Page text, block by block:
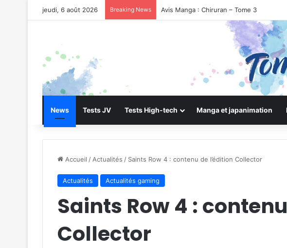
jeudi, 6 août 2026 Breaking News Avis Manga : Chiruran – Tome 3
News Tests JV Tests High-tech Manga et japanimation
Accueil / Actualités / Saints Row 4 : contenu de l’édition Collector
Actualités Actualités gaming
Saints Row 4 :
Collector